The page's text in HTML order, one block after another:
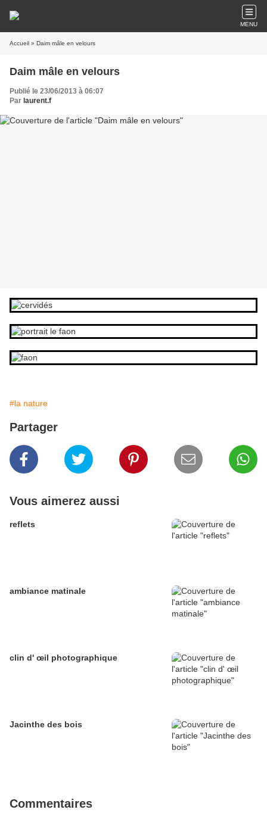
MENU
Accueil » Daim mâle en velours
Daim mâle en velours
Publié le 23/06/2013 à 06:07
Par laurent.f
#la nature
Partager
Vous aimerez aussi
reflets
ambiance matinale
clin d' œil photographique
Jacinthe des bois
Commentaires